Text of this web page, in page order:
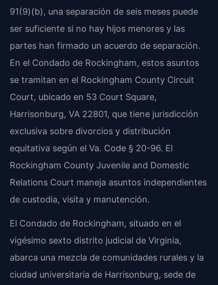
91(9)(b), una separación de seis meses puede
ser suficiente si no hay hijos menores y las
partes han firmado un acuerdo de separación.
En el Condado de Rockingham, estos asuntos
se tramitan en el Rockingham County Circuit
Court, ubicado en 53 Court Square,
Harrisonburg, VA 22801, que tiene jurisdicción
exclusiva sobre divorcios y distribución
equitativa según el Va. Code § 20-96. El
Rockingham County Juvenile and Domestic
Relations Court maneja asuntos independientes
de custodia, visita y manutención.
El Condado de Rockingham, situado en el
vigésimo sexto distrito judicial de Virginia,
abarca una mezcla de comunidades rurales y la
ciudad universitaria de Harrisonburg, sede de